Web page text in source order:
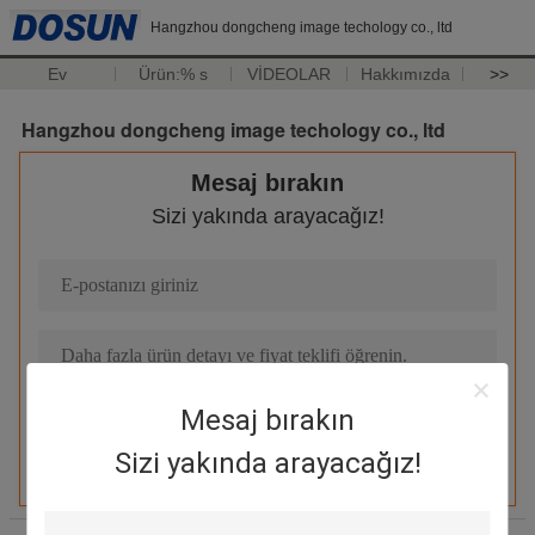
Hangzhou dongcheng image techology co., ltd
Ev Ürün:% s VİDEOLAR Hakkımızda >>
Mesaj bırakın
Sizi yakında arayacağız!
Hangzhou dongcheng image techology co., ltd
Mesaj bırakın
Sizi yakında arayacağız!